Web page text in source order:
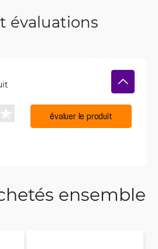
évaluations
évaluer le produit
ensemble